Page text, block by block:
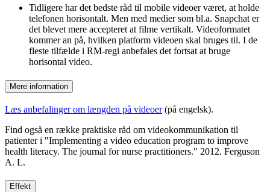
Tidligere har det bedste råd til mobile videoer været, at holde
telefonen horisontalt. Men med medier som bl.a. Snapchat er
det blevet mere accepteret at filme vertikalt. Videoformatet
kommer an på, hvilken platform videoen skal bruges til. I de
fleste tilfælde i RM-regi anbefales det fortsat at bruge
horisontal video.
Mere information
Læs anbefalinger om længden på videoer(på engelsk).
Find også en række praktiske råd om videokommunikation til
patienter i "Implementing a video education program to improve
health literacy. The journal for nurse practitioners." 2012. Ferguson
A. L.
Effekt